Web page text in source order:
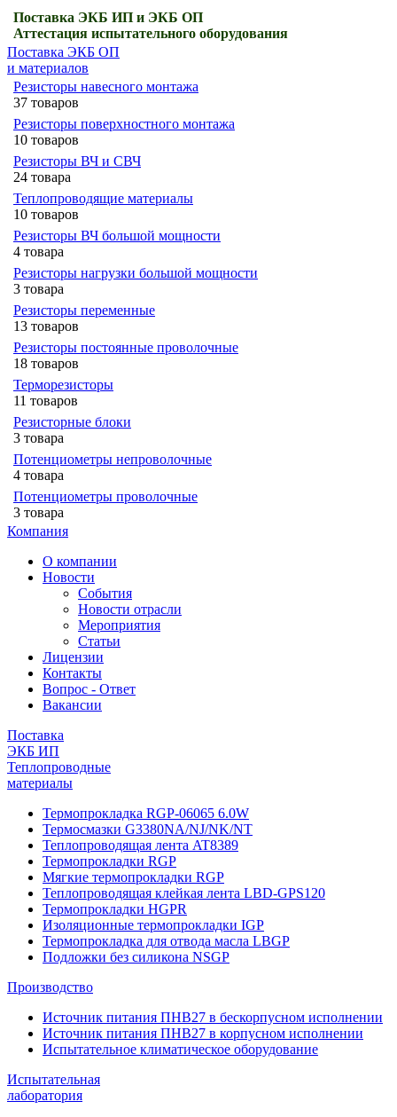
Поставка ЭКБ ИП и ЭКБ ОП
Аттестация испытательного оборудования
Поставка ЭКБ ОП
и материалов
Резисторы навесного монтажа
37 товаров
Резисторы поверхностного монтажа
10 товаров
Резисторы ВЧ и СВЧ
24 товара
Теплопроводящие материалы
10 товаров
Резисторы ВЧ большой мощности
4 товара
Резисторы нагрузки большой мощности
3 товара
Резисторы переменные
13 товаров
Резисторы постоянные проволочные
18 товаров
Терморезисторы
11 товаров
Резисторные блоки
3 товара
Потенциометры непроволочные
4 товара
Потенциометры проволочные
3 товара
Компания
О компании
Новости
События
Новости отрасли
Мероприятия
Статьи
Лицензии
Контакты
Вопрос - Ответ
Вакансии
Поставка
ЭКБ ИП
Теплопроводные
материалы
Термопрокладка RGP-06065 6.0W
Термосмазки G3380NA/NJ/NK/NT
Теплопроводящая лента AT8389
Термопрокладки RGP
Мягкие термопрокладки RGP
Теплопроводящая клейкая лента LBD-GPS120
Термопрокладки HGPR
Изоляционные термопрокладки IGP
Термопрокладка для отвода масла LBGP
Подложки без силикона NSGP
Производство
Источник питания ПНВ27 в бескорпусном исполнении
Источник питания ПНВ27 в корпусном исполнении
Испытательное климатическое оборудование
Испытательная
лаборатория